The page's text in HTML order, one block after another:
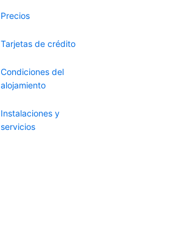
Precios
Tarjetas de crédito
Condiciones del
alojamiento
Instalaciones y
servicios